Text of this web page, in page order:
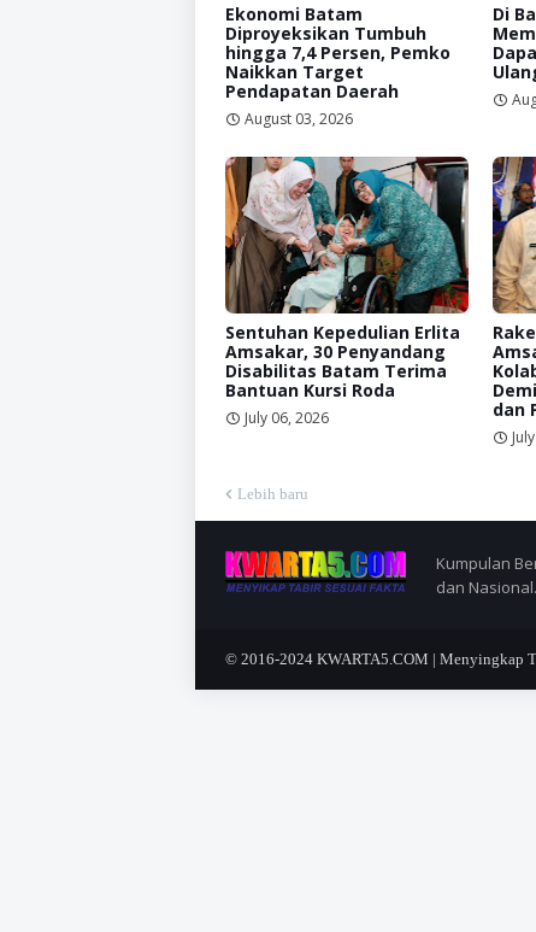
Ekonomi Batam
Diproyeksikan Tumbuh
hingga 7,4 Persen, Pemko
Naikkan Target
Pendapatan Daerah
August 03, 2026
Di
Sentuhan Kepedulian Erlita
Amsakar, 30 Penyandang
Disabilitas Batam Terima
Bantuan Kursi Roda
July 06, 2026
dan
Lebih baru
Kumpulan
dan Nasional.
© 2016-2024 KWARTA5.COM | Menyingkap